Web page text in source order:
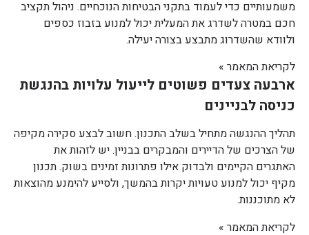
משמעותיים כדי לעמוד בתקני הבטיחות הנוכחיים. ניהול תקציב
חכם במטרה לשדרג את המעלית יכול למנוע בזבוז כספים
ולוודא שהשדרוג מתבצע בצורה יעילה.
לקריאת המאמר »
ארבעה צעדים פשוטים לייעול עלויות בהנגשת
כניסה לבניינים
תהליך ההנגשה מתחיל בשלב התכנון. חשוב לבצע סקירה מקיפה
של הצרכים של הדיירים והמבקרים בבניין. יש לזהות את
האתגרים הקיימים ולבדוק אילו פתרונות זמינים בשוק. תכנון
מקיף יכול למנוע טעויות יקרות בהמשך, ולסייע להימנע מהוצאות
לא מתוכננות.
לקריאת המאמר »